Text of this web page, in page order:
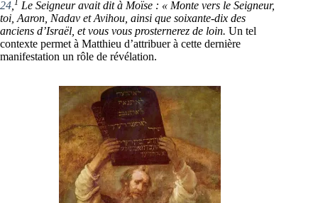
24 1 Le Seigneur avait dit à Moïse : « Monte vers le Seigneur,
toi, Aaron, Nadav et Avihou, ainsi que soixante-dix des
anciens d’Israël, et vous vous prosternerez de loin. Un tel
contexte permet à Matthieu d’attribuer à cette dernière
manifestation un rôle de révélation.